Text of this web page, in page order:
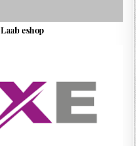
Laab eshop